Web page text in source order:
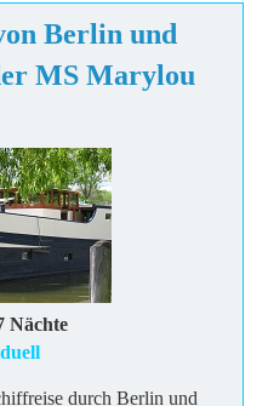
Berlin und
MS Marylou
Nächte
durch Berlin und